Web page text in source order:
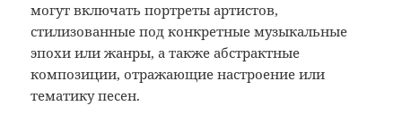
могут включать портреты артистов,
стилизованные под конкретные музыкальные
эпохи или жанры, а также абстрактные
композиции, отражающие настроение или
тематику песен.